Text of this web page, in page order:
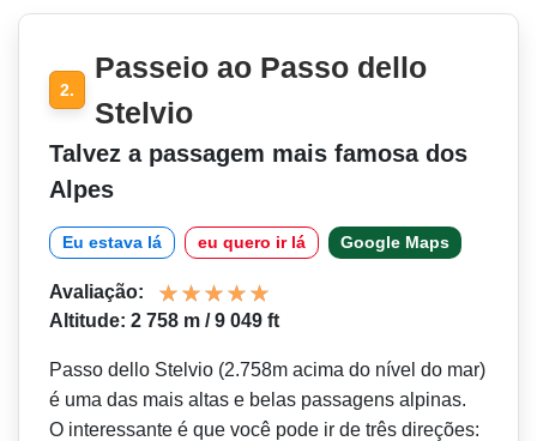
2.
Passeio ao Passo dello
Stelvio
Talvez a passagem mais famosa dos
Alpes
Eu estava lá eu quero ir lá Google Maps
Avaliação:
Altitude: 2 758 m / 9 049 ft
Passo dello Stelvio (2.758m acima do nível do mar)
é uma das mais altas e belas passagens alpinas.
O interessante é que você pode ir de três direções: